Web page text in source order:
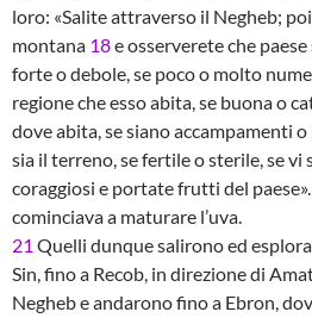
loro: «Salite attraverso il Negheb;
montana 18e osserverete che
forte o debole, se poco o molto
regione che esso abita, se buona o
dove abita, se siano accampamenti
sia il terreno, se fertile o sterile, se vi
coraggiosi e portate frutti del
cominciava a maturare l’uva.
21 Quelli dunque salirono ed
Sin, fino a Recob, in direzione di
Negheb e andarono fino a Ebron,